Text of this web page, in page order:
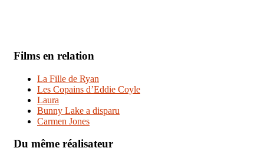
Films en relation
La Fille de Ryan
Les Copains d’Eddie Coyle
Laura
Bunny Lake a disparu
Carmen Jones
Du même réalisateur